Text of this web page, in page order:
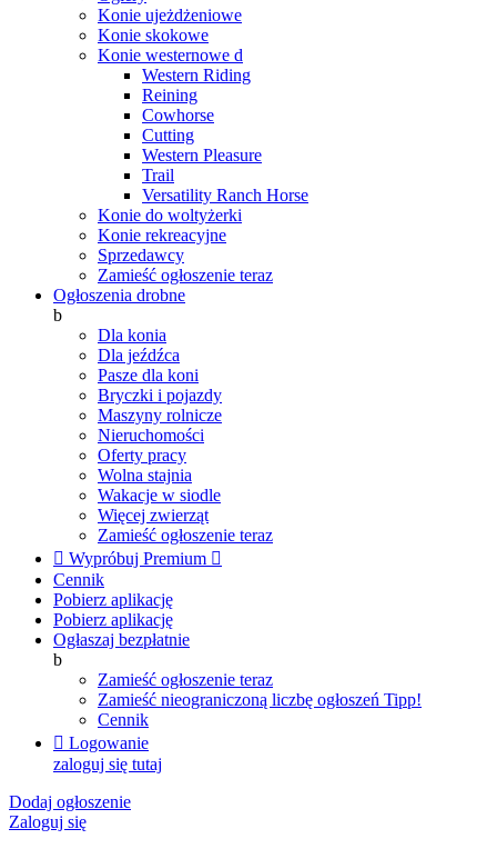
Konie ujeżdżeniowe
Konie skokowe
Konie westernowe d
Western Riding
Reining
Cowhorse
Cutting
Western Pleasure
Trail
Versatility Ranch Horse
Konie do woltyżerki
Konie rekreacyjne
Sprzedawcy
Zamieść ogłoszenie teraz
Ogłoszenia drobne
b
Dla konia
Dla jeźdźca
Pasze dla koni
Bryczki i pojazdy
Maszyny rolnicze
Nieruchomości
Oferty pracy
Wolna stajnia
Wakacje w siodle
Więcej zwierząt
Zamieść ogłoszenie teraz
 Wypróbuj Premium 
Cennik
Pobierz aplikację
Pobierz aplikację
Ogłaszaj bezpłatnie
b
Zamieść ogłoszenie teraz
Zamieść nieograniczoną liczbę ogłoszeń Tipp!
Cennik
 Logowanie
zaloguj się tutaj
Dodaj ogłoszenie
Zaloguj się